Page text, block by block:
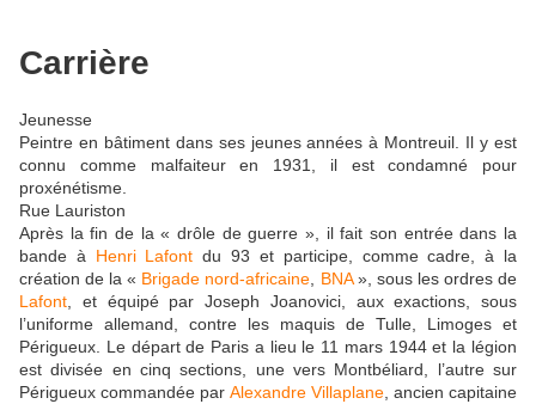
Carrière
Jeunesse
Peintre en bâtiment dans ses jeunes années à Montreuil. Il y est
connu comme malfaiteur en 1931, il est condamné pour
proxénétisme.
Rue Lauriston
Après la fin de la « drôle de guerre », il fait son entrée dans la
bande à Henri Lafont du 93 et participe, comme cadre, à la
création de la « Brigade nord-africaine BNA», sous les ordres de
Lafont , et équipé par Joseph Joanovici, aux exactions, sous
l’uniforme allemand, contre les maquis de Tulle, Limoges et
Périgueux. Le départ de Paris a lieu le 11 mars 1944 et la légion
est divisée en cinq sections, une vers Montbéliard, l’autre sur
Périgueux commandée par Alexandre Villaplane, ancien capitaine